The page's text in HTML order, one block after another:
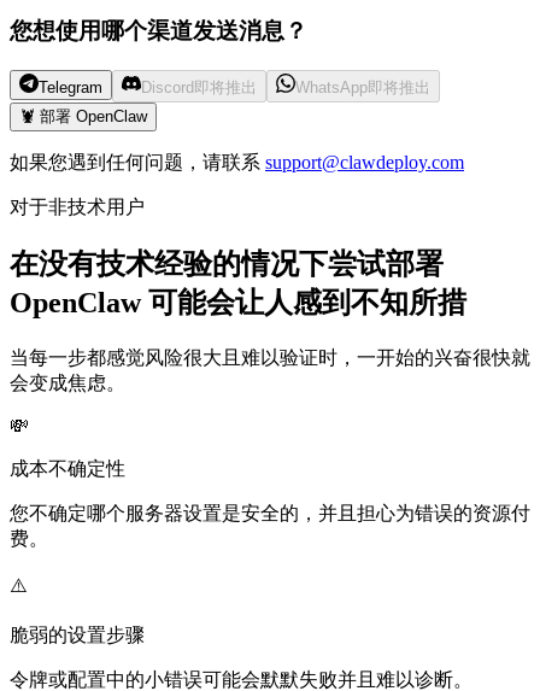
您想使用哪个渠道发送消息？
Telegram Discord即将推出 WhatsApp即将推出
🦞 部署 OpenClaw
如果您遇到任何问题，请联系 support@clawdeploy.com
对于非技术用户
在没有技术经验的情况下尝试部署
OpenClaw 可能会让人感到不知所措
当每一步都感觉风险很大且难以验证时，一开始的兴奋很快就
会变成焦虑。
💸
成本不确定性
您不确定哪个服务器设置是安全的，并且担心为错误的资源付
费。
⚠️
脆弱的设置步骤
令牌或配置中的小错误可能会默默失败并且难以诊断。